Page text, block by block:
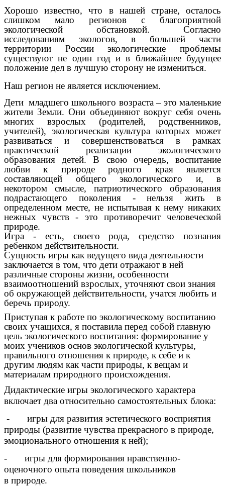
Хорошо известно, что в нашей стране, осталось
слишком мало регионов с благоприятной
экологической обстановкой. Согласно
исследованиям экологов, в большей части
территории России экологические проблемы
существуют не один год и в ближайшее будущее
положение дел в лучшую сторону не измениться.
Наш регион не является исключением.
Дети младшего школьного возраста – это маленькие
жители Земли. Они объединяют вокруг себя очень
многих взрослых (родителей, родственников,
учителей), экологическая культура которых может
развиваться и совершенствоваться в рамках
практической реализации экологического
образования детей. В свою очередь, воспитание
любви к природе родного края является
составляющей общего экологического и, в
некотором смысле, патриотического образования
подрастающего поколения - нельзя жить в
определенном месте, не испытывая к нему никаких
нежных чувств - это противоречит человеческой
природе.
Игра - есть, своего рода, средство познания
ребенком действительности.
Сущность игры как ведущего вида деятельности
заключается в том, что дети отражают в ней
различные стороны жизни, особенности
взаимоотношений взрослых, уточняют свои знания
об окружающей действительности, учатся любить и
беречь природу.
Приступая к работе по экологическому воспитанию
своих учащихся, я поставила перед собой главную
цель экологического воспитания: формирование у
моих учеников основ экологической культуры,
правильного отношения к природе, к себе и к
другим людям как части природы, к вещам и
материалам природного происхождения.
Дидактические игры экологического характера
включает два относительно самостоятельных блока:
- игры для развития эстетического восприятия
природы (развитие чувства прекрасного в природе,
эмоционального отношения к ней);
- игры для формирования нравственно-
оценочного опыта поведения школьников
в природе.